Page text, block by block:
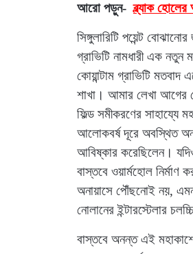
আরো পড়ুন- ব্ল্যাক
সিঙ্গুলারিটি পয়েন্ট
গ্রাভিটি নামধারী এক নতুন
কোয়ান্টাম গ্রাভিটি মতবাদ
শাখা। আমার লেখা আগের
ফিল্ড সমীকরণের
আলোকবর্ষ দূরে অবস্থিত
আবিষ্কার করেছিলেন। যদিও
বাস্তবে ওয়ার্মহোল
অনায়াসে পৌঁছনোই নয়,
নোলানের ইন্টারস্টেলার
বাস্তবে অনন্ত এই